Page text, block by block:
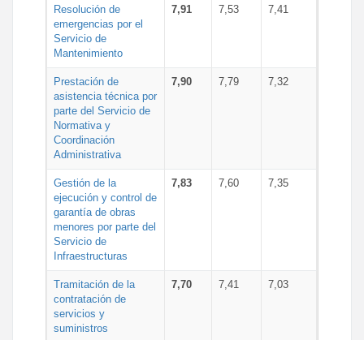
Resolución de
emergencias por el
Servicio de
Mantenimiento
7,91 7,53 7,41
Prestación de
asistencia técnica por
parte del Servicio de
Normativa y
Coordinación
Administrativa
7,90 7,79 7,32
Gestión de la
ejecución y control de
garantía de obras
menores por parte del
Servicio de
Infraestructuras
7,83 7,60 7,35
Tramitación de la
contratación de
servicios y
suministros
7,70 7,41 7,03